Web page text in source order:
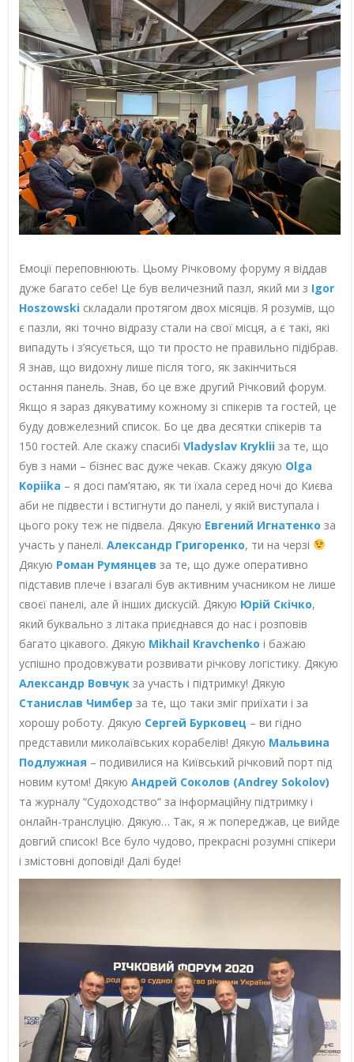
Емоції переповнюють. Цьому Річковому форуму я віддав
дуже багато себе! Це був величезний пазл, який ми з Igor
Hoszowskiскладали протягом двох місяців. Я розумів, що
є пазли, які точно відразу стали на свої місця, а є такі, які
випадуть і з’ясується, що ти просто не правильно підібрав.
Я знав, що видохну лише після того, як закінчиться
остання панель. Знав, бо це вже другий Річковий форум.
Якщо я зараз дякуватиму кожному зі спікерів та гостей, це
буду довжелезний список. Бо це два десятки спікерів та
150 гостей. Але скажу спасибі Vladyslav Krykliiза те, що
був з нами – бізнес вас дуже чекав. Скажу дякую Olga
Kopiika – я досі пам’ятаю, як ти їхала серед ночі до Києва
аби не підвести і встигнути до панелі, у якій виступала і
цього року теж не підвела. Дякую Евгений Игнатенко за
участь у панелі. Александр Григоренко, ти на черзі
Дякую Роман Румянцев за те, що дуже оперативно
підставив плече і взагалі був активним учасником не лише
своєї панелі, але й інших дискусій. Дякую Юрій Скічко,
який буквально з літака приєднався до нас і розповів
багато цікавого. Дякую Mikhail Kravchenko і бажаю
успішно продовжувати розвивати річкову логістику. Дякую
Александр Вовчукза участь і підтримку! Дякую
Станислав Чимбер за те, що таки зміг приїхати і за
хорошу роботу. Дякую Сергей Бурковец– ви гідно
представили миколаївських корабелів! Дякую Мальвина
Подлужная – подивилися на Київський річковий порт під
новим кутом! Дякую Андрей Соколов (Andrey Sokolov)
та журналу “Судоходство” за інформаційну підтримку і
онлайн-транслуцію. Дякую… Так, я ж попереджав, це вийде
довгий список! Все було чудово, прекрасні розумні спікери
і змістовні доповіді! Далі буде!